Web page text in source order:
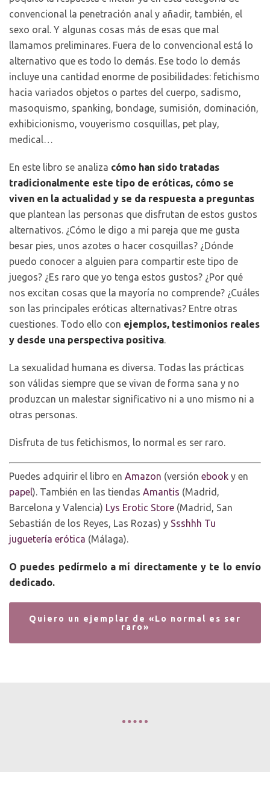
convencional la penetración anal y añadir, también, el
sexo oral. Y algunas cosas más de esas que mal
llamamos preliminares. Fuera de lo convencional está lo
alternativo que es todo lo demás. Ese todo lo demás
incluye una cantidad enorme de posibilidades: fetichismo
hacia variados objetos o partes del cuerpo, sadismo,
masoquismo, spanking, bondage, sumisión, dominación,
exhibicionismo, vouyerismo cosquillas, pet play,
medical…
En este libro se analiza cómo han sido tratadas
tradicionalmente este tipo de eróticas, cómo se
viven en la actualidad y se da respuesta a preguntas
que plantean las personas que disfrutan de estos gustos
alternativos. ¿Cómo le digo a mi pareja que me gusta
besar pies, unos azotes o hacer cosquillas? ¿Dónde
puedo conocer a alguien para compartir este tipo de
juegos? ¿Es raro que yo tenga estos gustos? ¿Por qué
nos excitan cosas que la mayoría no comprende? ¿Cuáles
son las principales eróticas alternativas? Entre otras
cuestiones. Todo ello con ejemplos, testimonios reales
y desde una perspectiva positiva.
La sexualidad humana es diversa. Todas las prácticas
son válidas siempre que se vivan de forma sana y no
produzcan un malestar significativo ni a uno mismo ni a
otras personas.
Disfruta de tus fetichismos, lo normal es ser raro.
Puedes adquirir el libro en Amazon (versión ebook y en
papel). También en las tiendas Amantis (Madrid,
Barcelona y Valencia) Lys Erotic Store (Madrid, San
Sebastián de los Reyes, Las Rozas) y Ssshhh Tu
juguetería erótica (Málaga).
O puedes pedírmelo a mí directamente y te lo envío
dedicado.
Quiero un ejemplar de «Lo normal es ser
raro»